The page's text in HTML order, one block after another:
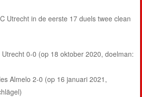
Utrecht in de eerste 17 duels twee clean
0-0 (op 18 oktober 2020, doelman:
Almelo 2-0 (op 16 januari 2021,